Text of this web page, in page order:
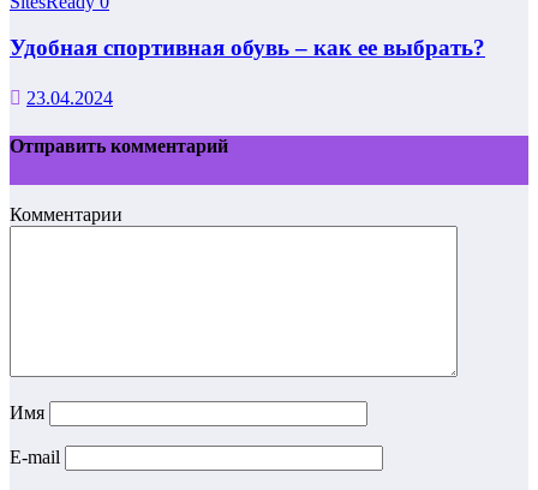
Удобная спортивная обувь – как ее выбрать?
23.04.2024
Отправить комментарий
Комментарии
Имя
E-mail